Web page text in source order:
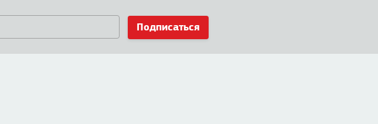
Подписаться